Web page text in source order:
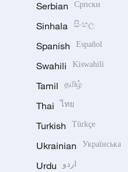
Serbian Српски
Sinhala සිංහල
Spanish Español
Swahili Kiswahili
Tamil தமிழ்
Thai ไทย
Turkish Türkçe
Ukrainian Українська
Urdu اردو